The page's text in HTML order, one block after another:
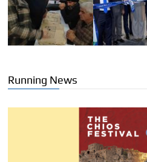
Running News